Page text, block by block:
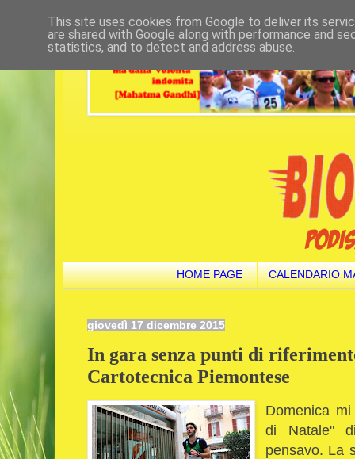
HOME PAGE CALENDARIO
giovedì 17 dicembre 2015
In gara senza punti di
Cartotecnica Piemontese
Domenica
di Natale"
pensavo. La
This site uses cookies from Google to deliver its
are shared with Google along with performance and
statistics, and to detect and address abuse.